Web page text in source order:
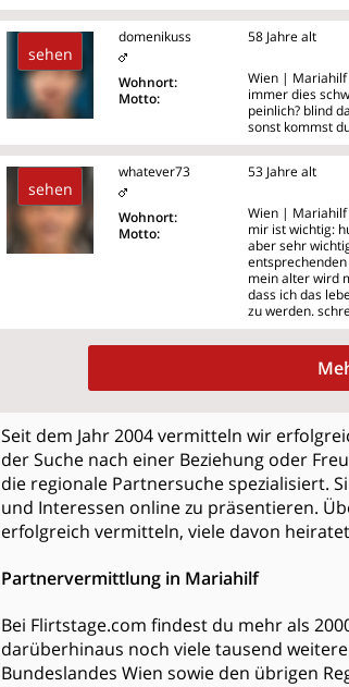
sehen
domenikuss
Wohnort:
Motto:
58 Jahre alt
Wien |
immer dies
peinlich? blind
sonst kommst
sehen
whatever73
Wohnort:
Motto:
53 Jahre alt
Wien |
mir ist wichtig:
aber sehr
mein alter wird
dass ich das
zu werden.
Seit dem Jahr 2004 vermitteln wir
der Suche nach einer Beziehung oder
die regionale Partnersuche spezialisiert.
und Interessen online zu präsentieren.
erfolgreich vermitteln, viele davon
Partnervermittlung in Mariahilf
Bei Flirtstage.com findest du mehr als
darüberhinaus noch viele tausend
Bundeslandes Wien sowie den übrigen